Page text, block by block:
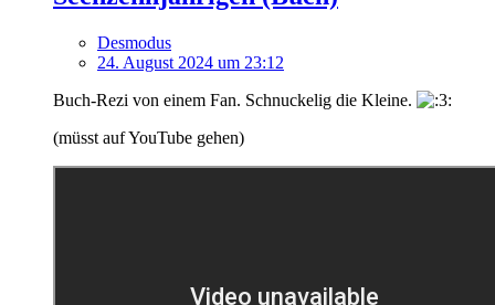
Desmodus
24. August 2024 um 23:12
Buch-Rezi von einem Fan. Schnuckelig die Kleine.
(müsst auf YouTube gehen)